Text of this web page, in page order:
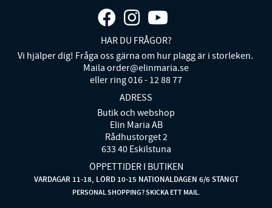
HAR DU FRÅGOR?
Vi hjälper dig! Fråga oss gärna om hur plagg är i storleken.
Maila order@elinmaria.se
eller ring 016 - 12 88 77
ADRESS
Butik och webshop
Elin Maria AB
Rådhustorget 2
633 40 Eskilstuna
ÖPPETTIDER I BUTIKEN
VARDAGAR 11-18, LÖRD 10-15 NATIONALDAGEN 6/6 STÄNGT
PERSONAL SHOPPING? SKICKA ETT MAIL.